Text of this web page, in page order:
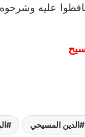
عليه
الدين المسيحي